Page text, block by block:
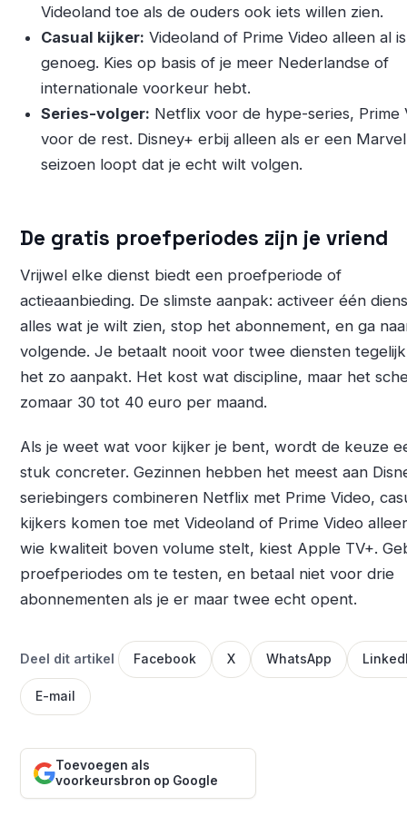
Videoland toe als de ouders ook iets willen zien.
Casual kijker: Videoland of Prime Video alleen al is
genoeg. Kies op basis of je meer Nederlandse of
internationale voorkeur hebt.
Series-volger: Netflix voor de hype-series, Prime
voor de rest. Disney+ erbij alleen als er een
seizoen loopt dat je echt wilt volgen.
De gratis proefperiodes zijn je vriend
Vrijwel elke dienst biedt een proefperiode of
actieaanbieding. De slimste aanpak: activeer één
alles wat je wilt zien, stop het abonnement, en ga
volgende. Je betaalt nooit voor twee diensten
het zo aanpakt. Het kost wat discipline, maar het
zomaar 30 tot 40 euro per maand.
Als je weet wat voor kijker je bent, wordt de keuze
stuk concreter. Gezinnen hebben het meest aan
seriebingers combineren Netflix met Prime Video,
kijkers komen toe met Videoland of Prime Video
wie kwaliteit boven volume stelt, kiest Apple TV+.
proefperiodes om te testen, en betaal niet voor drie
abonnementen als je er maar twee echt opent.
Deel dit artikel Facebook X WhatsApp
E-mail
Toevoegen als
voorkeursbron op Google